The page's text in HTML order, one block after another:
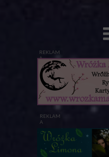
REKLAM
A
REKLAM
A